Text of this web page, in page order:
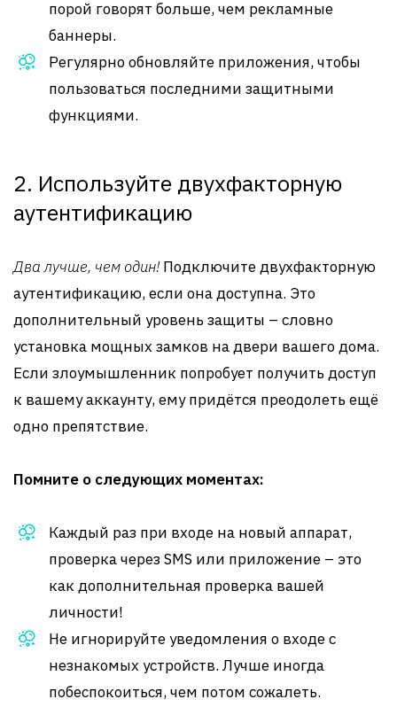
порой говорят больше, чем рекламные
баннеры.
Регулярно обновляйте приложения, чтобы
пользоваться последними защитными
функциями.
2. Используйте двухфакторную
аутентификацию
Два лучше, чем один!Подключите двухфакторную
аутентификацию, если она доступна. Это
дополнительный уровень защиты – словно
установка мощных замков на двери вашего дома.
Если злоумышленник попробует получить доступ
к вашему аккаунту, ему придётся преодолеть ещё
одно препятствие.
Помните о следующих моментах:
Каждый раз при входе на новый аппарат,
проверка через SMS или приложение – это
как дополнительная проверка вашей
личности!
Не игнорируйте уведомления о входе с
незнакомых устройств. Лучше иногда
побеспокоиться, чем потом сожалеть.